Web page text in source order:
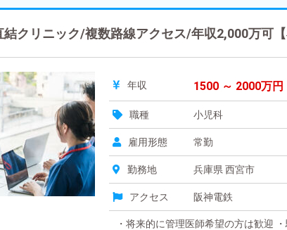
結クリニック/複数路線アクセス/年収2,000万可【
年収 1500 ～ 2000万円
職種 小児科
雇用形態 常勤
勤務地 兵庫県 西宮市
アクセス 阪神電鉄
・将来的に管理医師希望の方は歓迎